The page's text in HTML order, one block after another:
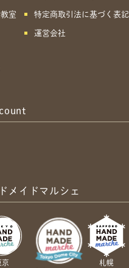
室 特定商取引法に基づく表記
運営会社
メイドマルシェ
京
札幌